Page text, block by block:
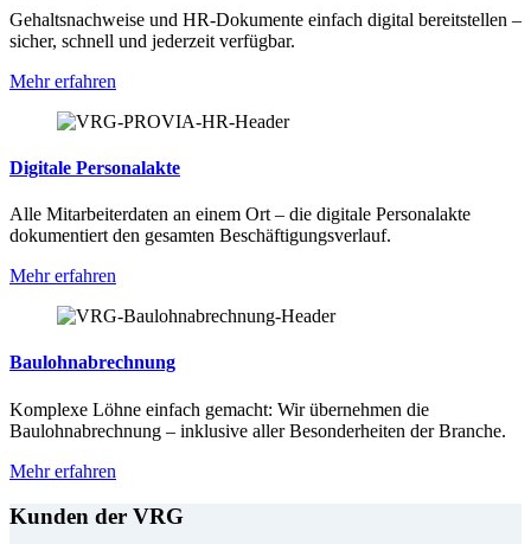
Gehaltsnachweise und HR-Dokumente einfach digital bereitstellen –
sicher, schnell und jederzeit verfügbar.
Mehr erfahren
Digitale Personalakte
Alle Mitarbeiterdaten an einem Ort – die digitale Personalakte
dokumentiert den gesamten Beschäftigungsverlauf.
Mehr erfahren
Baulohnabrechnung
Komplexe Löhne einfach gemacht: Wir übernehmen die
Baulohnabrechnung – inklusive aller Besonderheiten der Branche.
Mehr erfahren
Kunden der VRG